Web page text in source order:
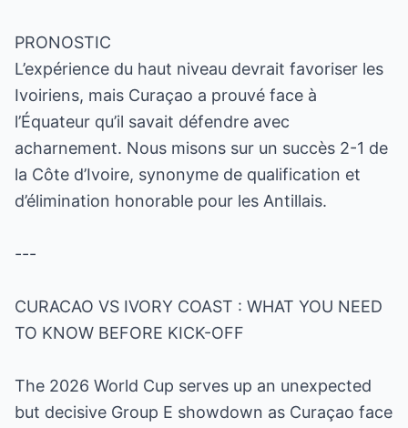
PRONOSTIC
L’expérience du haut niveau devrait favoriser les
Ivoiriens, mais Curaçao a prouvé face à
l’Équateur qu’il savait défendre avec
acharnement. Nous misons sur un succès 2-1 de
la Côte d’Ivoire, synonyme de qualification et
d’élimination honorable pour les Antillais.
---
CURACAO VS IVORY COAST : WHAT YOU NEED
TO KNOW BEFORE KICK-OFF
The 2026 World Cup serves up an unexpected
but decisive Group E showdown as Curaçao face